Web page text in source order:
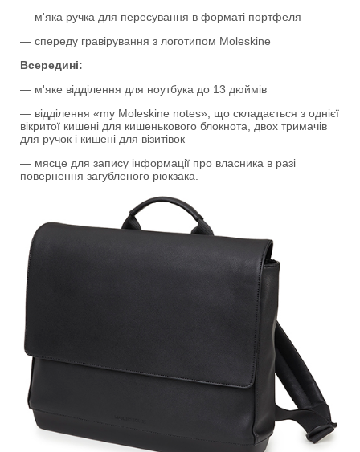
— м'яка ручка для пересування в форматі портфеля
— спереду гравірування з логотипом Moleskine
Всередині:
— м'яке відділення для ноутбука до 13 дюймів
— відділення «my Moleskine notes», що складається з однієї
вікритої кишені для кишенькового блокнота, двох тримачів
для ручок і кишені для візитівок
— мясце для запису інформації про власника в разі
повернення загубленого рюкзака.